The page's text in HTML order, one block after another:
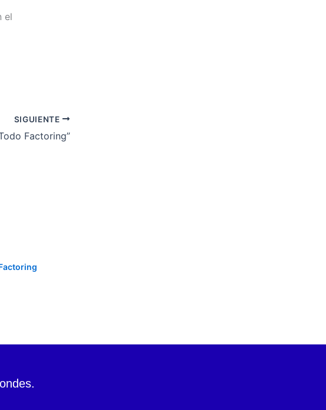
el
SIGUIENTE
Factoring”